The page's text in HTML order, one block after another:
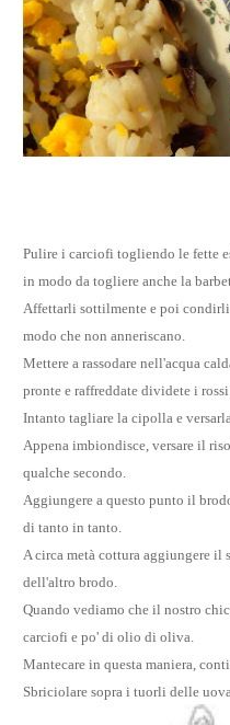
Pulire i carciofi togliendo le fette
in modo da togliere anche la
Affettarli sottilmente e poi
modo che non anneriscano.
Mettere a rassodare nell'acqua
pronte e raffreddate dividete i
Intanto tagliare la cipolla e
Appena imbiondisce, versare il
qualche secondo.
Aggiungere a questo punto il
di tanto in tanto.
A circa metà cottura aggiungere il
dell'altro brodo.
Quando vediamo che il nostro
carciofi e po' di olio di oliva.
Mantecare in questa maniera,
Sbriciolare sopra i tuorli delle